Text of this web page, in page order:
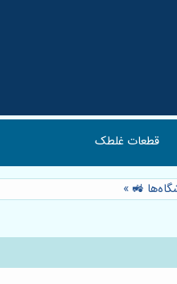
قطعات غلطک
»